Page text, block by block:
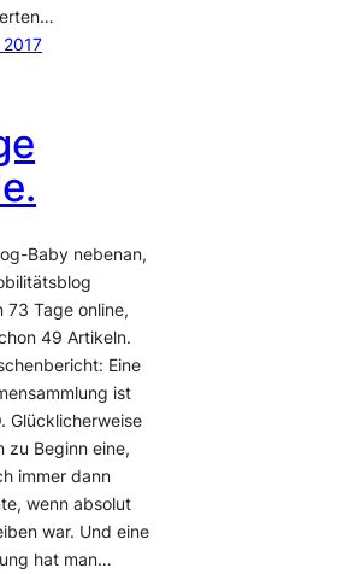
Baby nebenan,
73 Tage online,
49 Artikeln.
Eine
ist
Glücklicherweise
zu Beginn eine,
immer dann
wenn absolut
war. Und eine
hat man…